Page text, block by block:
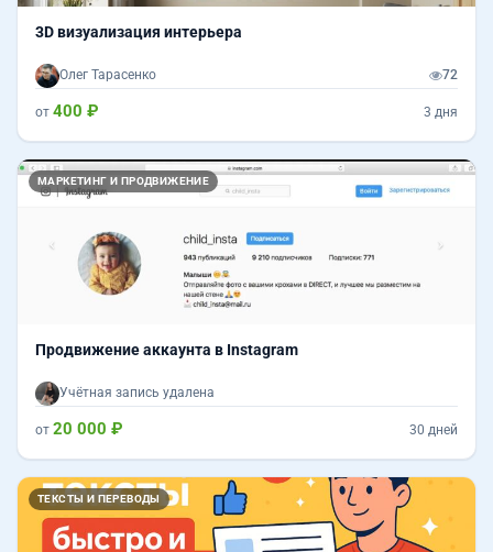
3D визуализация интерьера
Олег Тарасенко 72
от 400 ₽ 3 дня
МАРКЕТИНГ И ПРОДВИЖЕНИЕ
Назад
Продвижение аккаунта в Instagram
Учётная запись удалена
от 20 000 ₽ 30 дней
ТЕКСТЫ И ПЕРЕВОДЫ